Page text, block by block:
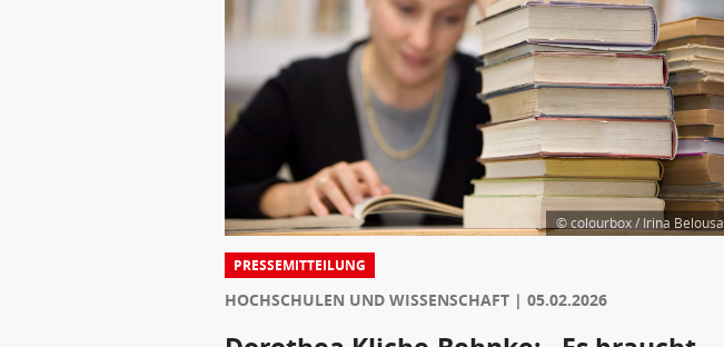
© colourbox / Irina Belousa
PRESSEMITTEILUNG
HOCHSCHULEN UND WISSENSCHAFT 05.02.2026